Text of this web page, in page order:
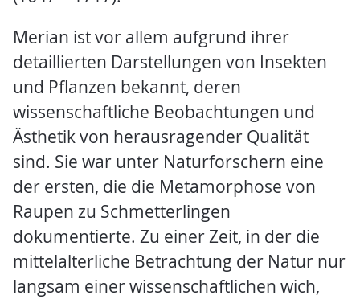
Merian ist vor allem aufgrund ihrer
detaillierten Darstellungen von Insekten
und Pflanzen bekannt, deren
wissenschaftliche Beobachtungen und
Ästhetik von herausragender Qualität
sind. Sie war unter Naturforschern eine
der ersten, die die Metamorphose von
Raupen zu Schmetterlingen
dokumentierte. Zu einer Zeit, in der die
mittelalterliche Betrachtung der Natur nur
langsam einer wissenschaftlichen wich,